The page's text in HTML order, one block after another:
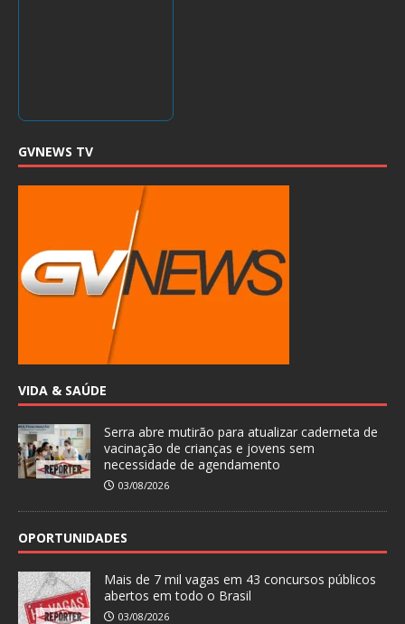
GVNEWS TV
VIDA & SAÚDE
Serra abre mutirão para atualizar caderneta de
vacinação de crianças e jovens sem
necessidade de agendamento
03/08/2026
OPORTUNIDADES
Mais de 7 mil vagas em 43 concursos públicos
abertos em todo o Brasil
03/08/2026